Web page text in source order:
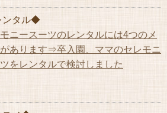
ンタル◆
ニースーツのレンタルには4つのメ
あります⇒卒入園、ママのセレモニ
をレンタルで検討しました